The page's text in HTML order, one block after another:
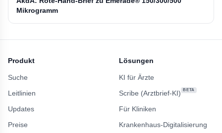
Mikrogramm
Produkt
Suche
Leitlinien
Updates
Preise
Lösungen
KI für Ärzte
Scribe (Arztbrief-KI)
BETA
Für Kliniken
Krankenhaus-Digitalisierung